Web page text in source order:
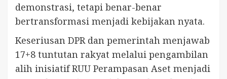
demonstrasi, tetapi benar-benar
bertransformasi menjadi kebijakan nyata.
Keseriusan DPR dan pemerintah menjawab
17+8 tuntutan rakyat melalui pengambilan
alih inisiatif RUU Perampasan Aset menjadi